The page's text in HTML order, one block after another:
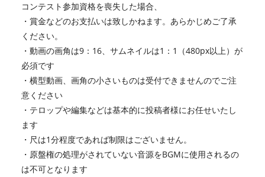
コンテスト参加資格を喪失した場合、
・賞金などのお支払いは致しかねます。あらかじめご了承
ください。
・動画の画角は9：16、サムネイルは1：1（480px以上）が
必須です
・横型動画、画角の小さいものは受付できませんのでご注
意ください
・テロップや編集などは基本的に投稿者様にお任せいたし
ます
・尺は1分程度であれば制限はございません。
・原盤権の処理がされていない音源をBGMに使用されるの
は不可となります